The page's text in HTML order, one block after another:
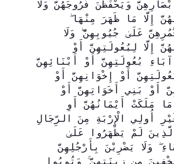
آبَائِهِنَّ أَوْ آبَاءِ بُعُولَتِهِنَّ أَوْ أَبْنَائِهِنَّ
عَوْرَاتِ النِّسَاءِ ۖ وَلَا يَضْرِبْنَ بِأَرْجُلِهِنَّ